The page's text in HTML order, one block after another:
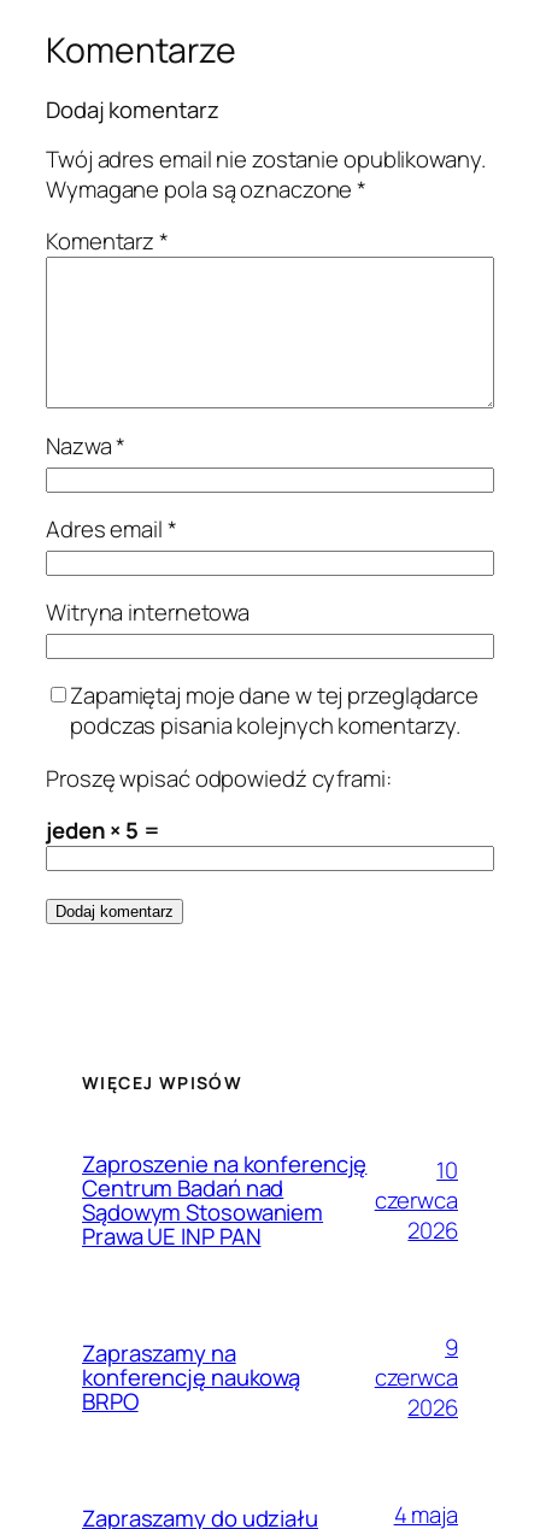
Komentarze
Dodaj komentarz
Twój adres email nie zostanie opublikowany.
Wymagane pola są oznaczone*
Komentarz*
Nazwa*
Adres email*
Witryna internetowa
Zapamiętaj moje dane w tej przeglądarce
podczas pisania kolejnych komentarzy.
Proszę wpisać odpowiedź cyframi:
jeden × 5 =
WIĘCEJ WPISÓW
Zaproszenie na konferencję
Centrum Badań nad
Sądowym Stosowaniem
Prawa UE INP PAN
10
czerwca
2026
Zapraszamy na
konferencję naukową
BRPO
9
czerwca
2026
Zapraszamy do udziału 4 maja